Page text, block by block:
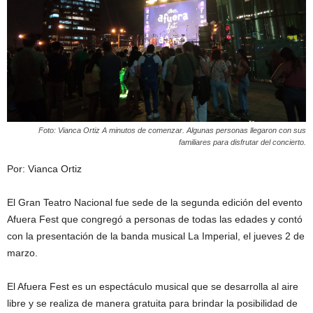
Foto: Vianca Ortiz A minutos de comenzar. Algunas personas llegaron con sus
familiares para disfrutar del concierto.
Por: Vianca Ortiz
El Gran Teatro Nacional fue sede de la segunda edición del evento
Afuera Fest que congregó a personas de todas las edades y contó
con la presentación de la banda musical La Imperial, el jueves 2 de
marzo.
El Afuera Fest es un espectáculo musical que se desarrolla al aire
libre y se realiza de manera gratuita para brindar la posibilidad de